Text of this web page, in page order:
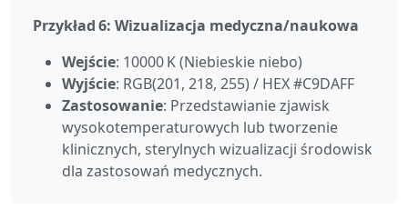
Przykład 6: Wizualizacja medyczna/naukowa
Wejście: 10000 K (Niebieskie niebo)
Wyjście: RGB(201, 218, 255) / HEX #C9DAFF
Zastosowanie: Przedstawianie zjawisk
wysokotemperaturowych lub tworzenie
klinicznych, sterylnych wizualizacji środowisk
dla zastosowań medycznych.